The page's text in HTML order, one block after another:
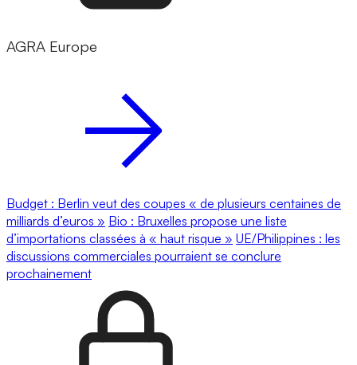
AGRA Europe
Budget : Berlin veut des coupes « de plusieurs centaines de
milliards d’euros » Bio : Bruxelles propose une liste
d’importations classées à « haut risque » UE/Philippines : les
discussions commerciales pourraient se conclure
prochainement